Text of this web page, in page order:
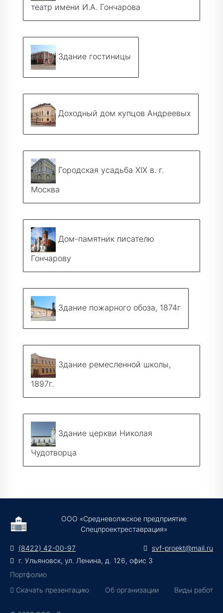
театр имени И.А. Гончарова
Здание гостиницы
Доходный дом купцов Андреевых
Городская усадьба XIX в. г.
Москва
Дом-памятник писателю
Гончарову
Здание пожарного обоза, 1874г
Здание ремесленной школы,
1897г.
Здание церкви Николая
Чудотворца
ООО «Средневолжское предприятие
Спецпроектреставрация»
г. Ульяновск, ул. Ленина, д. 126, офис 3
(8422) 42-00-97 svf-proekt@mail.ru
Скачать презентацию Об организации Виды работ
Портфолио